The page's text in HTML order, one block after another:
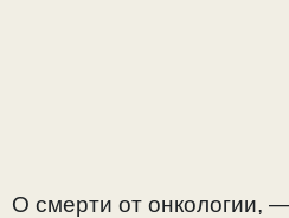
О смерти от онкологии,